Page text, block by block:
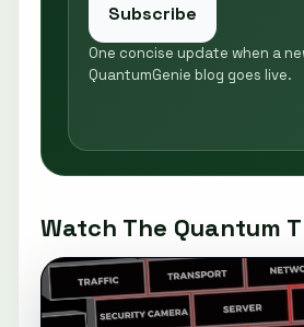
Subscribe
One concise update when a
QuantumGenie blog goes live.
Watch The Quantum